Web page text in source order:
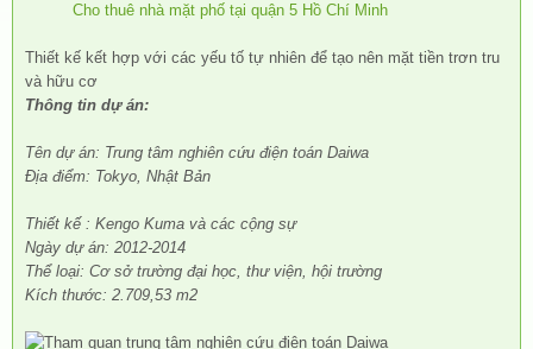
Cho thuê nhà mặt phố tại quận 5 Hồ Chí Minh
Thiết kế kết hợp với các yếu tố tự nhiên để tạo nên mặt tiền trơn tru
và hữu cơ
Thông tin dự án:
Tên dự án: Trung tâm nghiên cứu điện toán Daiwa
Địa điểm: Tokyo, Nhật Bản
Thiết kế : Kengo Kuma và các cộng sự
Ngày dự án: 2012-2014
Thể loại: Cơ sở trường đại học, thư viện, hội trường
Kích thước: 2.709,53 m2